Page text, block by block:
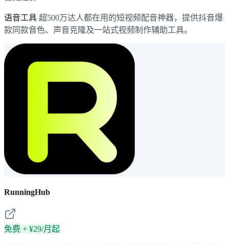
语音工具 超500万达人都在用的短视频配音神器，提供抖音爆
款同款音色、声音克隆及一站式视频制作辅助工具。
RunningHub
免费 + ¥29/月起